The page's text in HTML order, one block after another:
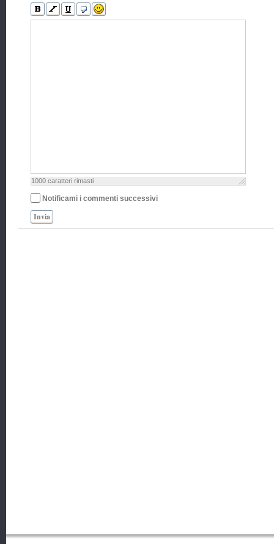
1000 caratteri rimasti
Notificami i commenti successivi
Invia